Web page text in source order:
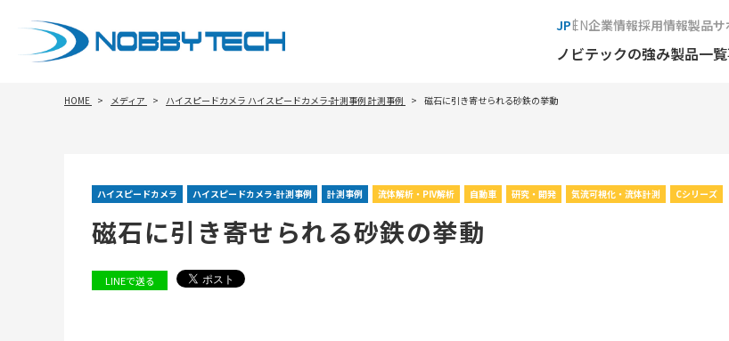
JPEN企業情報採用情報製品サ
ノビテックの強み製品一覧
HOME メディア ハイスピードカメラ ハイスピードカメラ-計測事例 計測事例 磁石に引き寄せられる砂鉄の挙動
ハイスピードカメラ ハイスピードカメラ-計測事例 計測事例 流体解析・PIV解析 自動車 研究・開発 気流可視化・流体計測 Cシリーズ
磁石に引き寄せられる砂鉄の挙動
LINEで送る